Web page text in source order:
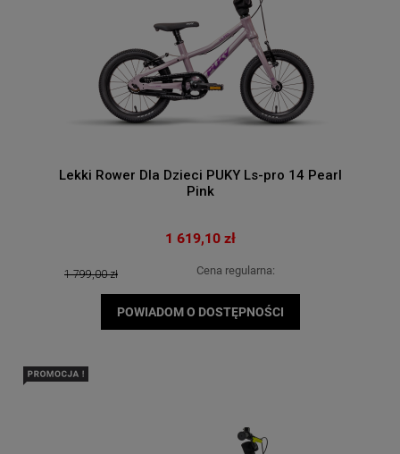
Lekki Rower Dla Dzieci PUKY Ls-pro 14 Pearl
Pink
1 619,10 zł
Cena regularna:
1 799,00 zł
POWIADOM O DOSTĘPNOŚCI